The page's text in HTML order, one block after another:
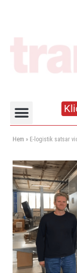
Hem » E-logistik satsar